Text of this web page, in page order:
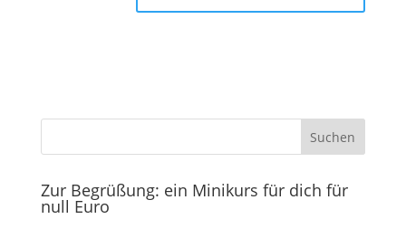
Zur Begrüßung: ein Minikurs für dich für
null Euro